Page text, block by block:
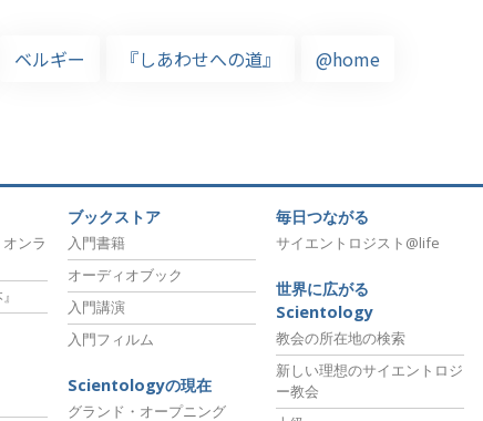
ベルギー 『しあわせへの道』 @home
ンラ
ブックストア
入門書籍
オーディオブック
入門講演
入門フィルム
Scientologyの現在
グランド・オープニング
毎日つながる
サイエントロジスト@life
世界に広がる
Scientology
教会の所在地の検索
新しい理想のサイエントロジ
ー教会